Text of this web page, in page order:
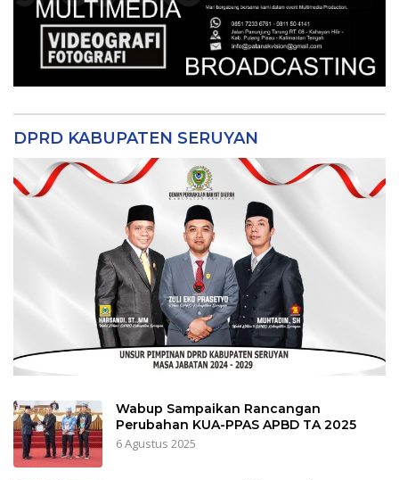
DPRD KABUPATEN SERUYAN
Wabup Sampaikan Rancangan
Perubahan KUA-PPAS APBD TA 2025
6 Agustus 2025